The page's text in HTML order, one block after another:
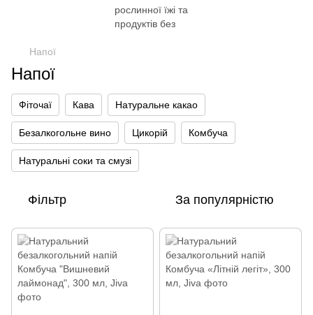
Напої
Напої
Фіточаї Кава Натуральне какао
Безалкогольне вино Цикорій Комбуча
Натуральні соки та смузі
Фільтр За популярністю